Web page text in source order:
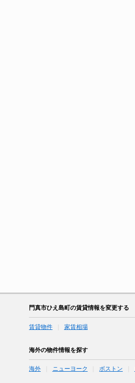
門真市ひえ島町の賃貸情報を変更する
賃貸物件 家賃相場
海外の物件情報を探す
海外 ニューヨーク ボストン